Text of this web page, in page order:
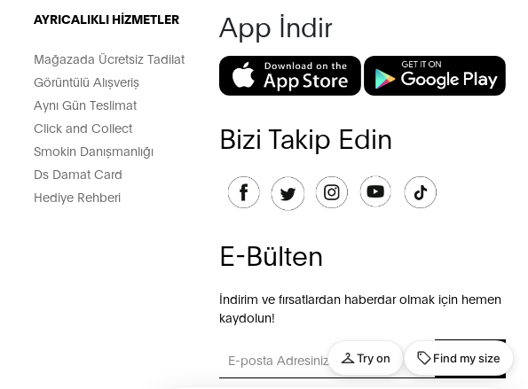
AYRICALIKLI HİZMETLER
Mağazada Ücretsiz Tadilat
Görüntülü Alışveriş
Aynı Gün Teslimat
Click and Collect
Smokin Danışmanlığı
Ds Damat Card
Hediye Rehberi
App İndir
Bizi Takip Edin
E-Bülten
İndirim ve fırsatlardan haberdar olmak için hemen
kaydolun!
GÖNDER